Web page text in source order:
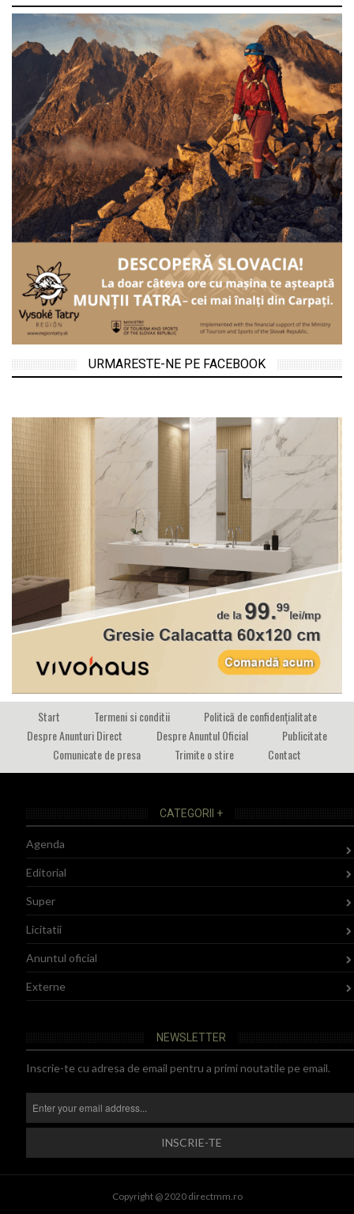
URMARESTE-NE PE FACEBOOK
Start Termeni si conditii
Politică de confidențialitate
Despre Anunturi Direct
Despre Anuntul Oficial
Publicitate
Comunicate de presa
Trimite o stire Contact
CATEGORII +
Agenda
Editorial
Super
Licitatii
Anuntul oficial
Externe
NEWSLETTER
Inscrie-te cu adresa de email pentru a primi noutatile pe email.
Copyright @ 2020 directmm.ro